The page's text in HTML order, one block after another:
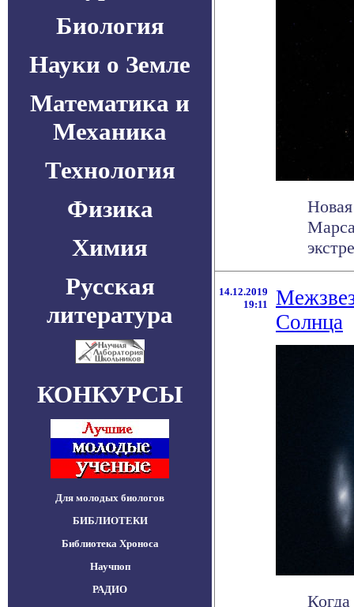
Биология
Науки о Земле
Математика и
Механика
Технология
Физика
Химия
Русская
литература
КОНКУРСЫ
Для молодых биологов
БИБЛИОТЕКИ
Библиотека Хроноса
Научпоп
РАДИО
14.12.2019
19:11
Солнца